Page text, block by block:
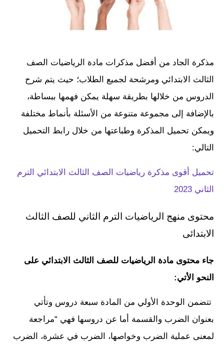
مذكرة الجاد من أفضل مذكرات مادة الرياضيات الصف
الثالث الابتدائي ومرشحة لجميع الطلاب؛ حيث يتم شرح
الدروس من خلالها بطريقة سهلة يمكن فهمها ببساطة،
بالإضافة إلى مجموعة متنوعة من الأسئلة بأنماط مختلفة
ويمكن تحميل المذكرة وطباعتها من خلال رابط التحميل
التالي:
تحميل أقوى مذكرة رياضيات الصف الثالث الابتدائي الترم
الثاني 2023
محتوى منهج الرياضيات الترم الثاني للصف الثالث
الابتدائى
جاء محتوى مادة الرياضيات للصف الثالث الابتدائي على
النحو الأتي:
تتضمن الوحدة الأولي من المادة سبعة دروس وتأتي
بعنوان الضرب والقسمة أما عن دروسها فهي “مراجعة
لمعنى عملية الضرب وخواصها، الضرب في عشرة، الضرب